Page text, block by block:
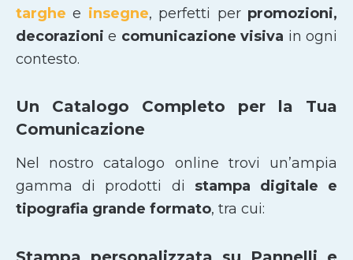
targhee insegne, perfetti per promozioni,
decorazionie comunicazione visiva in ogni
contesto.
Un Catalogo Completo per la Tua
Comunicazione
Nel nostro catalogo online trovi un’ampia
gamma di prodotti di stampa digitale e
tipografia grande formato, tra cui: